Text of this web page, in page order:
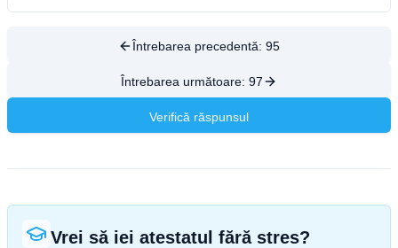
Întrebarea precedentă: 95
Întrebarea următoare: 97
Verifică răspunsul
Vrei să iei atestatul fără stres?